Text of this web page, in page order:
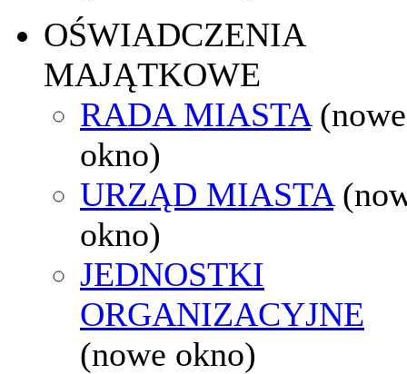
OŚWIADCZENIA
MAJĄTKOWE
RADA MIASTA (nowe
okno)
URZĄD MIASTA
okno)
JEDNOSTKI
ORGANIZACYJNE
(nowe okno)